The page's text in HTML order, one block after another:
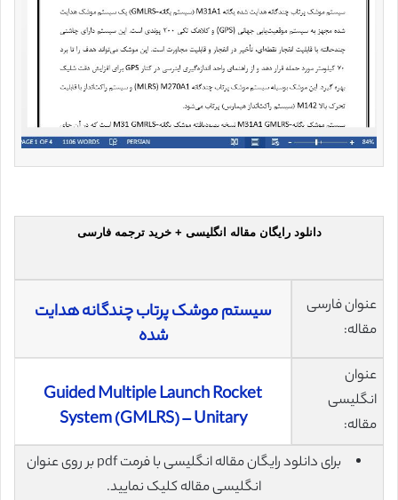
دانلود رایگان مقاله انگلیسی + خرید ترجمه فارسی
عنوان فارسی
مقاله:
سیستم موشک پرتاب چندگانه هدایت
شده
عنوان
انگلیسی
مقاله:
Guided Multiple Launch Rocket
System (GMLRS) – Unitary
برای دانلود رایگان مقاله انگلیسی با فرمت pdf بر روی عنوان
انگلیسی مقاله کلیک نمایید.